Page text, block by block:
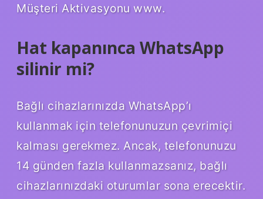
Müşteri Aktivasyonu www.
Hat kapanınca WhatsApp
silinir mi?
Bağlı cihazlarınızda WhatsApp’ı
kullanmak için telefonunuzun çevrimiçi
kalması gerekmez. Ancak, telefonunuzu
14 günden fazla kullanmazsanız, bağlı
cihazlarınızdaki oturumlar sona erecektir.